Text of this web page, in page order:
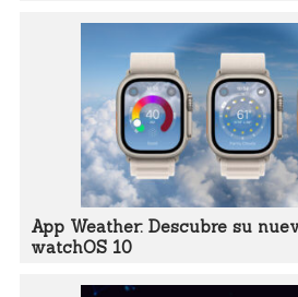
App Weather: Descubre su
watchOS 10